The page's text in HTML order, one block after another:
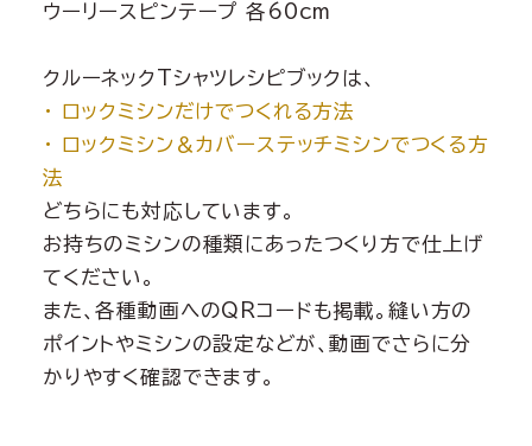
ウーリースピンテープ 各60cm
クルーネックTシャツレシピブックは、
・ ロックミシンだけでつくれる方法
・ ロックミシン＆カバーステッチミシンでつくる方
法
どちらにも対応しています。
お持ちのミシンの種類にあったつくり方で仕上げ
てください。
また、各種動画へのQRコードも掲載。縫い方の
ポイントやミシンの設定などが、動画でさらに分
かりやすく確認できます。